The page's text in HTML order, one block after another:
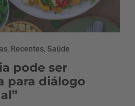
, Recentes, Saúde
pode ser
para diálogo